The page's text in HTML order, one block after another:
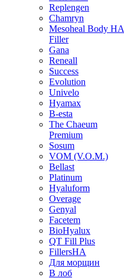
Replengen
Chamryn
Mesoheal Body HA
Filler
Gana
Reneall
Success
Evolution
Univelo
Hyamax
B-esta
The Chaeum
Premium
Sosum
VOM (V.O.M.)
Bellast
Platinum
Hyaluform
Overage
Genyal
Facetem
BioHyalux
QT Fill Plus
FillersHA
Для морщин
В лоб